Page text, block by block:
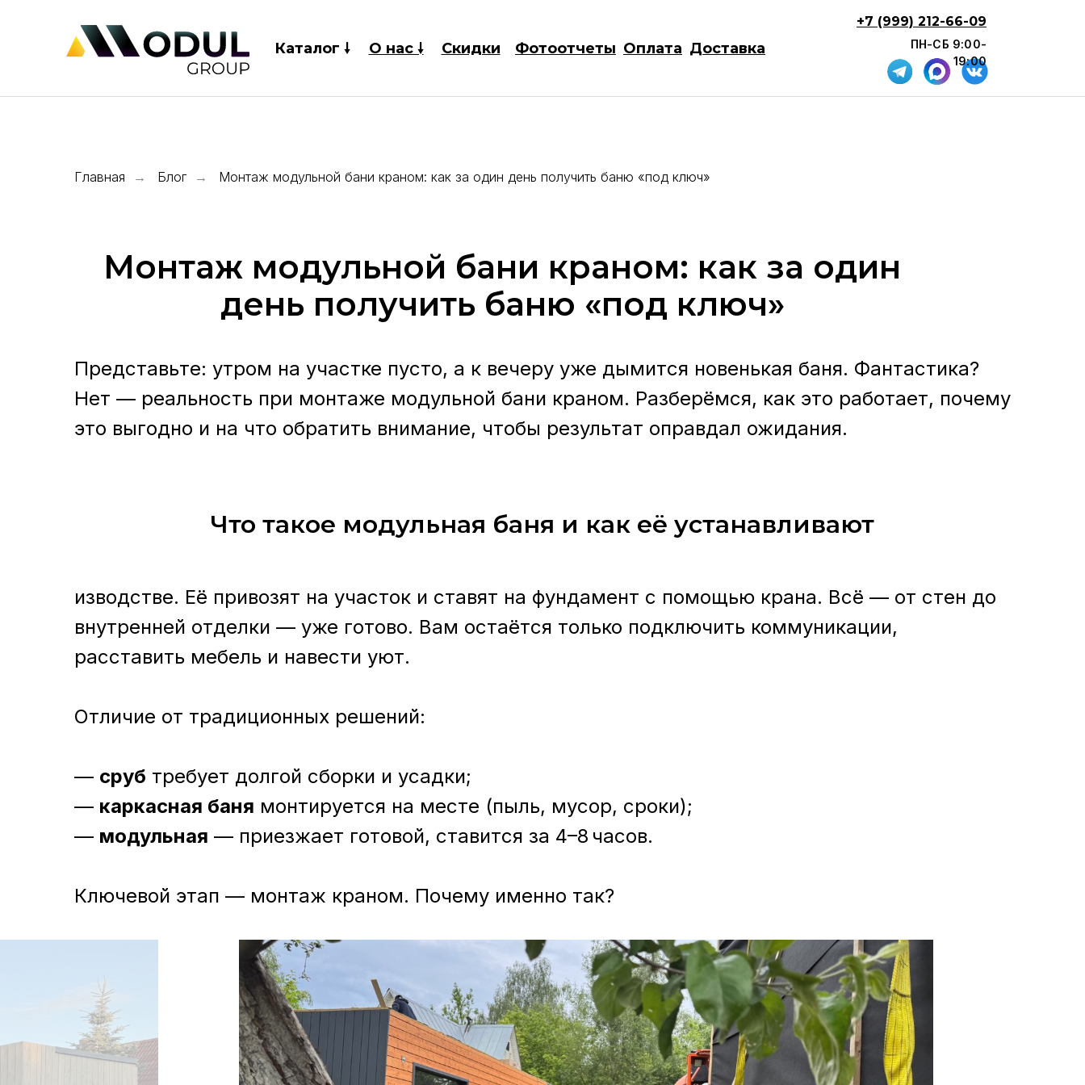
О нас 🠗
Каталог 🠗 Доставка
ПН-СБ 9:00-
19:00
+7 (999) 212-66-09
Оплата
Фотоотчеты
Скидки
Главная → Блог → Монтаж модульной бани краном: как за один день получить баню «под ключ»
Монтаж модульной бани краном: как за один
день получить баню «под ключ»
Представьте: утром на участке пусто, а к вечеру уже дымится новенькая баня. Фантастика?
Нет — реальность при монтаже модульной бани краном. Разберёмся, как это работает, почему
это выгодно и на что обратить внимание, чтобы результат оправдал ожидания.
Что такое модульная баня и как её устанавливают
изводстве. Её привозят на участок и ставят на фундамент с помощью крана. Всё — от стен до
внутренней отделки — уже готово. Вам остаётся только подключить коммуникации,
расставить мебель и навести уют.
Отличие от традиционных решений:
— сруб требует долгой сборки и усадки;
— каркасная баня монтируется на месте (пыль, мусор, сроки);
— модульная — приезжает готовой, ставится за 4–8 часов.
Ключевой этап — монтаж краном. Почему именно так?